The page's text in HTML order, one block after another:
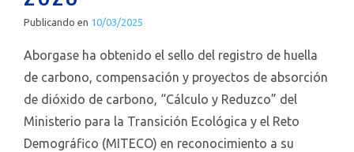
Publicando en 10/03/2025
Aborgase ha obtenido el sello del registro de huella
de carbono, compensación y proyectos de absorción
de dióxido de carbono, “Cálculo y Reduzco” del
Ministerio para la Transición Ecológica y el Reto
Demográfico (MITECO) en reconocimiento a su